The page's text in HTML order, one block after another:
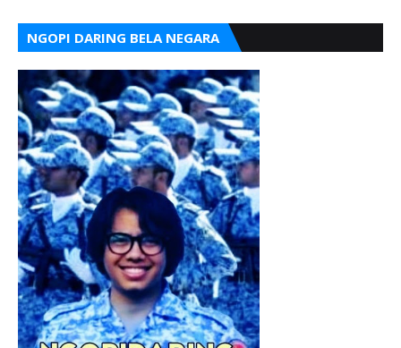
NGOPI DARING BELA NEGARA